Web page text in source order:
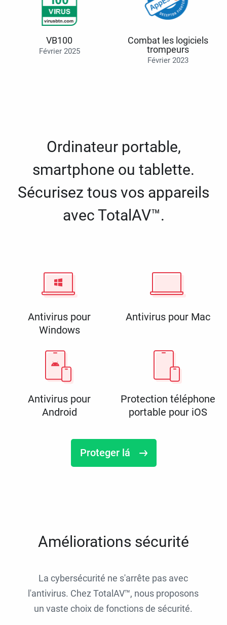
VB100
Février 2025
Combat les logiciels
trompeurs
Février 2023
Ordinateur portable,
smartphone ou tablette.
Sécurisez tous vos appareils
avec TotalAV™.
Antivirus pour
Windows
Antivirus pour Mac
Antivirus pour
Android
Protection téléphone
portable pour iOS
Proteger lá
Améliorations sécurité
La cybersécurité ne s'arrête pas avec
l'antivirus. Chez TotalAV™, nous proposons
un vaste choix de fonctions de sécurité.